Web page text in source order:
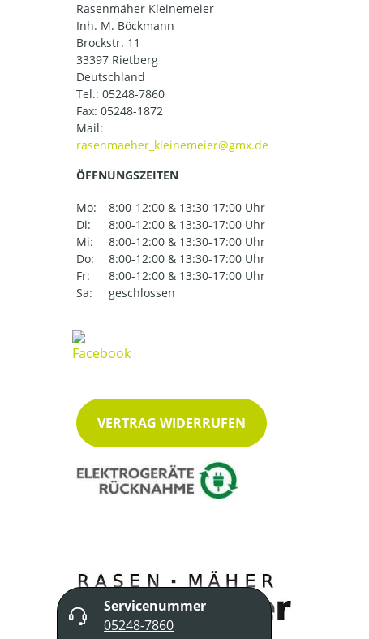
Rasenmäher Kleinemeier
Inh. M. Böckmann
Brockstr. 11
33397 Rietberg
Deutschland
Tel.: 05248-7860
Fax: 05248-1872
Mail:
ÖFFNUNGSZEITEN
Mo:
8:00-12:00 & 13:30-17:00 Uhr
Di:
8:00-12:00 & 13:30-17:00 Uhr
Mi:
8:00-12:00 & 13:30-17:00 Uhr
Do:
8:00-12:00 & 13:30-17:00 Uhr
Fr:
8:00-12:00 & 13:30-17:00 Uhr
Sa:
geschlossen
VERTRAG WIDERRUFEN
Servicenummer
05248-7860